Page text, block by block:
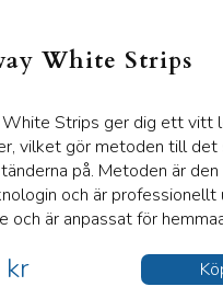
White Strips
Strips ger dig ett vitt
vilket gör metoden till
på. Metoden är
och är
och är anpassat för